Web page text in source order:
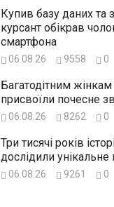
Купив базу даних та
курсант обікрав
смартфона
06.08.26 9558 0
Багатодітним
присвоїли почесне
06.08.26 8262 0
Три тисячі років
дослідили
06.08.26 9261 0